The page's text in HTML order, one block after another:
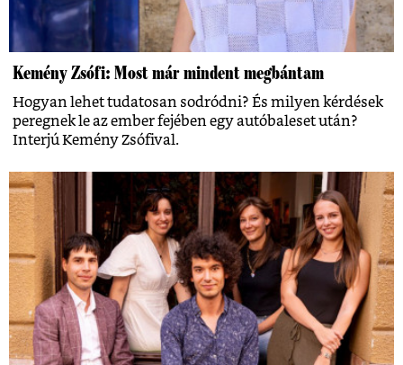
Kemény Zsófi: Most már mindent megbántam
Hogyan lehet tudatosan sodródni? És milyen kérdések
peregnek le az ember fejében egy autóbaleset után?
Interjú Kemény Zsófival.